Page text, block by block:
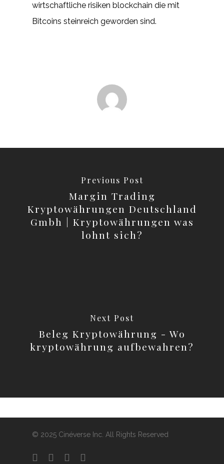
wirtschaftliche risiken blockchain die mit
Bitcoins steinreich geworden sind.
Previous Post
Margin Trading
Kryptowährungen Deutschland
Gmbh | Kryptowährungen was
lohnt sich?
Next Post
Beleg Kryptowährung - Wo
kryptowährung aufbewahren?
© 2025 Cinéverse Inc. All Rights Reserved